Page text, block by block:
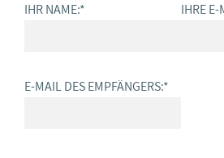
IHR NAME:* IHRE E-
E-MAIL DES EMPFÄNGERS:*